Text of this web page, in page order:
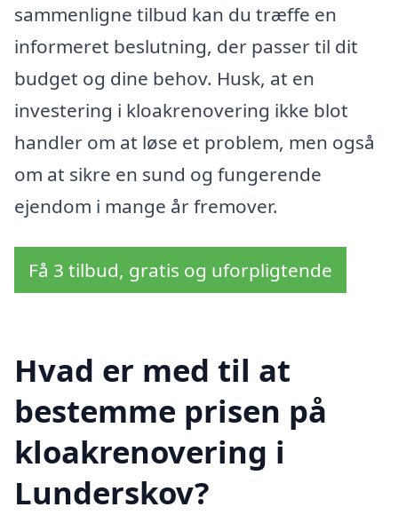
sammenligne tilbud kan du træffe en
informeret beslutning, der passer til dit
budget og dine behov. Husk, at en
investering i kloakrenovering ikke blot
handler om at løse et problem, men også
om at sikre en sund og fungerende
ejendom i mange år fremover.
Få 3 tilbud, gratis og uforpligtende
Hvad er med til at
bestemme prisen på
kloakrenovering i
Lunderskov?